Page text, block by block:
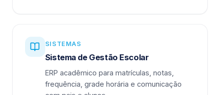
SISTEMAS
Sistema de Gestão Escolar
ERP acadêmico para matrículas, notas,
frequência, grade horária e comunicação